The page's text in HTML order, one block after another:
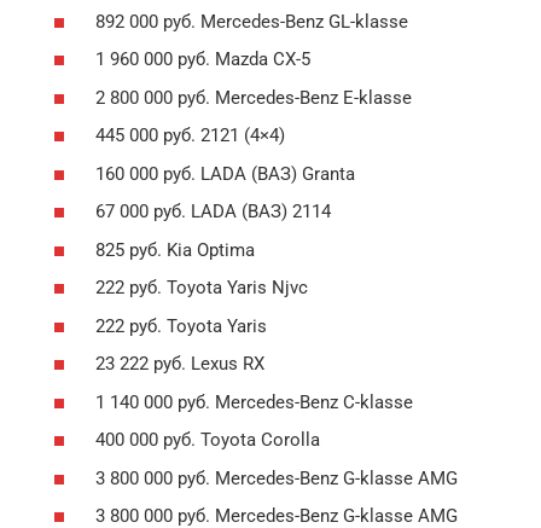
892 000 руб. Mercedes-Benz GL-klasse
1 960 000 руб. Mazda CX-5
2 800 000 руб. Mercedes-Benz E-klasse
445 000 руб. 2121 (4×4)
160 000 руб. LADA (ВАЗ) Granta
67 000 руб. LADA (ВАЗ) 2114
825 руб. Kia Optima
222 руб. Toyota Yaris Njvc
222 руб. Toyota Yaris
23 222 руб. Lexus RX
1 140 000 руб. Mercedes-Benz C-klasse
400 000 руб. Toyota Corolla
3 800 000 руб. Mercedes-Benz G-klasse AMG
3 800 000 руб. Mercedes-Benz G-klasse AMG